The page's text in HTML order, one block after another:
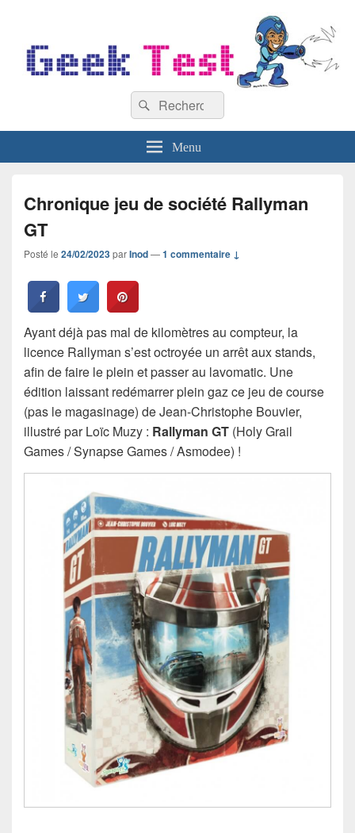
Recherche :
Rechercher
Menu
Chronique jeu de société Rallyman
GT
Posté le 24/02/2023parInod—1 commentaire ↓
Ayant déjà pas mal de kilomètres au compteur, la
licence Rallyman s’est octroyée un arrêt aux stands,
afin de faire le plein et passer au lavomatic. Une
édition laissant redémarrer plein gaz ce jeu de course
(pas le magasinage) de Jean-Christophe Bouvier,
illustré par Loïc Muzy : Rallyman GT (Holy Grail
Games / Synapse Games / Asmodee) !